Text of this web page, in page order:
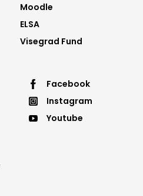
Moodle
ELSA
Visegrad Fund
Footer
menu
Facebook
Instagram
Youtube